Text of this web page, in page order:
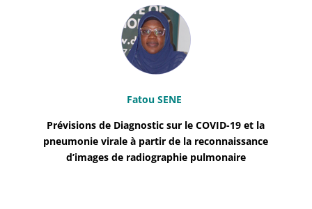
Fatou SENE
Prévisions de Diagnostic sur le COVID-19 et la
pneumonie virale à partir de la reconnaissance
d’images de radiographie pulmonaire